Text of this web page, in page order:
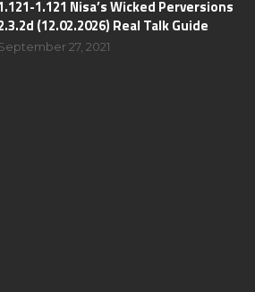
1.121 Nisa’s Wicked Perversions
(12.02.2026) Real Talk Guide
27, 2021